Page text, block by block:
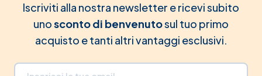
Iscriviti alla nostra newsletter e ricevi subito
unosconto di benvenutosul tuo primo
acquisto e tanti altri vantaggi esclusivi.
Indirizzo email